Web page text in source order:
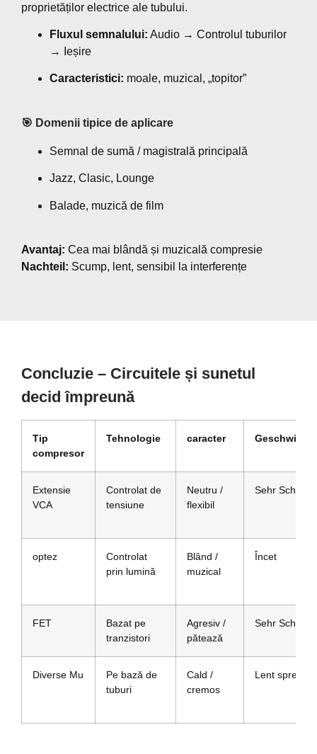
proprietăților electrice ale tubului.
Fluxul semnalului: Audio → Controlul tuburilor
→ Ieșire
Caracteristici: moale, muzical, „topitor”
🎯 Domenii tipice de aplicare
Semnal de sumă / magistrală principală
Jazz, Clasic, Lounge
Balade, muzică de film
Avantaj: Cea mai blândă și muzicală compresie
Nachteil: Scump, lent, sensibil la interferențe
Concluzie – Circuitele și sunetul
decid împreună
Tip
compresor
Tehnologie caracter
Extensie
VCA
Controlat de
tensiune
Neutru /
flexibil
Sehr Schnell
optez
Controlat
prin lumină
Blând /
muzical
Încet
FET
Bazat pe
tranzistori
Agresiv /
pătează
Sehr Schnell
Diverse Mu
Pe bază de
tuburi
Cald /
cremos
Lent spre